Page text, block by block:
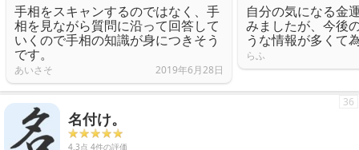
手相をスキャンするのではなく、手
相を見ながら質問に沿って回答して
いくので手相の知識が身につきそう
です。
あいさそ 2019年6月28日
自分の気になる金
みましたが、今後
うな情報が多くて
らふ
名付け。
4.3点 4件の評価
36